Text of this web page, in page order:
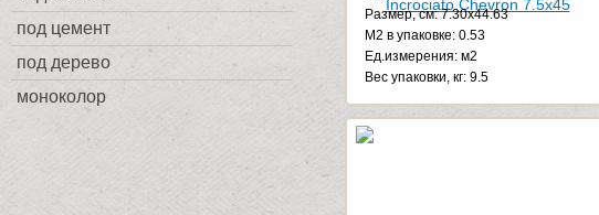
под цемент
под дерево
моноколор
Размер, см: 7.30x44.63
М2 в упаковке: 0.53
Ед.измерения: м2
Веc упаковки, кг: 9.5